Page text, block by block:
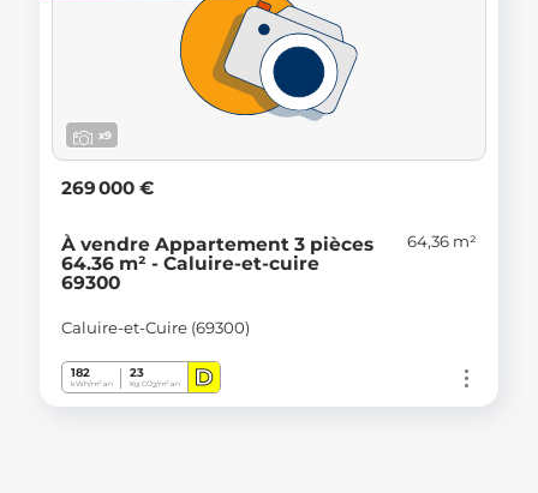
x9
269 000 €
À vendre Appartement 3 pièces
64.36 m² - Caluire-et-cuire
69300
64,36 m²
Caluire-et-Cuire (69300)
182
kWh/m².an
23
Kg CO2/m².an D